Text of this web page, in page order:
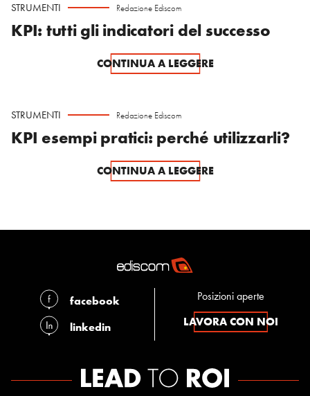
STRUMENTI Redazione Ediscom
KPI: tutti gli indicatori del successo
CONTINUA A LEGGERE
STRUMENTI Redazione Ediscom
KPI esempi pratici: perché utilizzarli?
CONTINUA A LEGGERE
facebook
linkedin
Posizioni aperte
LAVORA CON NOI